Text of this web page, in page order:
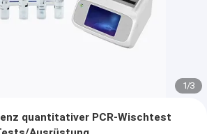
1/3
quantitativer PCR-Wischtest